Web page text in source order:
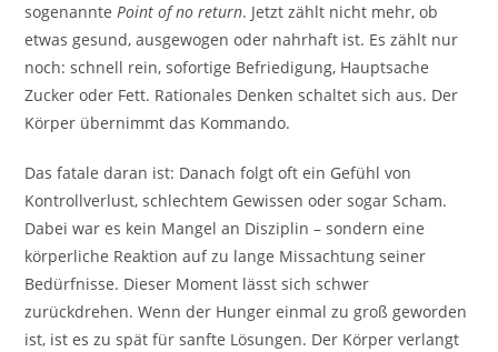
sogenanntePoint of no return. Jetzt zählt nicht mehr, ob
etwas gesund, ausgewogen oder nahrhaft ist. Es zählt nur
noch: schnell rein, sofortige Befriedigung, Hauptsache
Zucker oder Fett. Rationales Denken schaltet sich aus. Der
Körper übernimmt das Kommando.
Das fatale daran ist: Danach folgt oft ein Gefühl von
Kontrollverlust, schlechtem Gewissen oder sogar Scham.
Dabei war es kein Mangel an Disziplin – sondern eine
körperliche Reaktion auf zu lange Missachtung seiner
Bedürfnisse. Dieser Moment lässt sich schwer
zurückdrehen. Wenn der Hunger einmal zu groß geworden
ist, ist es zu spät für sanfte Lösungen. Der Körper verlangt